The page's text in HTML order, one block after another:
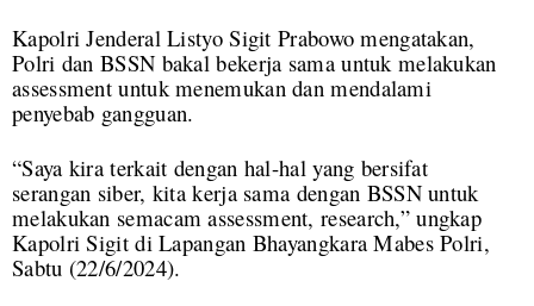
Kapolri Jenderal Listyo Sigit Prabowo mengatakan,
Polri dan BSSN bakal bekerja sama untuk melakukan
assessment untuk menemukan dan mendalami
penyebab gangguan.
“Saya kira terkait dengan hal-hal yang bersifat
serangan siber, kita kerja sama dengan BSSN untuk
melakukan semacam assessment, research,” ungkap
Kapolri Sigit di Lapangan Bhayangkara Mabes Polri,
Sabtu (22/6/2024).